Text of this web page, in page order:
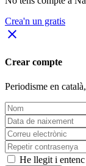
Crea'n un gratis
close
Crear compte
Periodisme en català
He llegit i